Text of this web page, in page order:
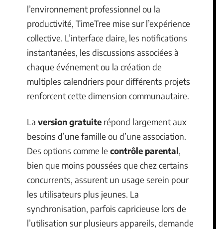
l’environnement professionnel ou la
productivité, TimeTree mise sur l’expérience
collective. L’interface claire, les notifications
instantanées, les discussions associées à
chaque événement ou la création de
multiples calendriers pour différents projets
renforcent cette dimension communautaire.
La version gratuite répond largement aux
besoins d’une famille ou d’une association.
Des options comme le contrôle parental,
bien que moins poussées que chez certains
concurrents, assurent un usage serein pour
les utilisateurs plus jeunes. La
synchronisation, parfois capricieuse lors de
l’utilisation sur plusieurs appareils, demande